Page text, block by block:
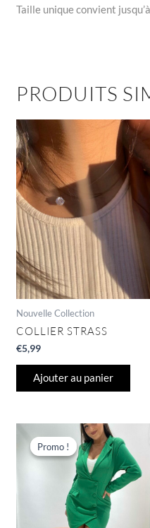
Taille unique convient
PRODUITS
Nouvelle Collection
COLLIER STRASS
€5,99
Ajouter au panier
Promo !
Promo !
prix
initial
€28,00.
Le
prix
actuel
est :
€14,00.